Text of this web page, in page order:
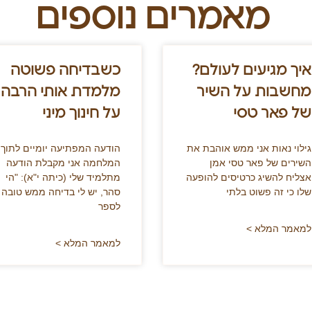
מאמרים נוספים
איך מגיעים לעולם?
מחשבות על השיר
של פאר טסי
גילוי נאות אני ממש אוהבת את
השירים של פאר טסי אמן
אצליח להשיג כרטיסים להופעה
שלו כי זה פשוט בלתי
למאמר המלא >
כשבדיחה פשוטה
מלמדת אותי הרבה
על חינוך מיני
הודעה המפתיעה יומיים לתוך
המלחמה אני מקבלת הודעה
מתלמיד שלי (כיתה י"א): "הי
סהר, יש לי בדיחה ממש טובה
לספר
למאמר המלא >